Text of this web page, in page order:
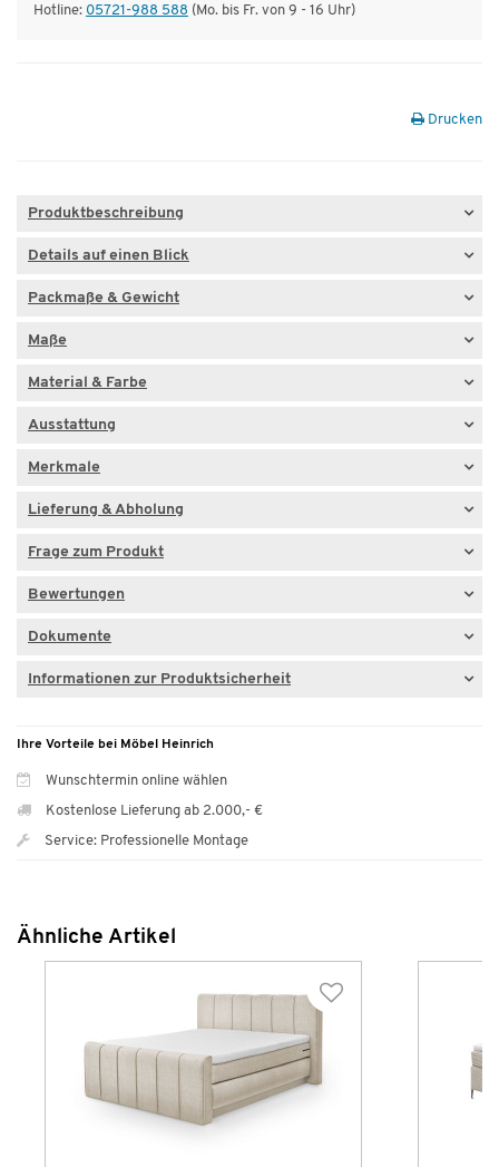
Hotline: 05721-988 588 (Mo. bis Fr. von 9 - 16 Uhr)
Drucken
Produktbeschreibung
Details auf einen Blick
Packmaße & Gewicht
Maße
Material & Farbe
Ausstattung
Merkmale
Lieferung & Abholung
Frage zum Produkt
Bewertungen
Dokumente
Informationen zur Produktsicherheit
Ihre Vorteile bei Möbel Heinrich
Wunschtermin online wählen
Kostenlose Lieferung ab 2.000,- €
Service: Professionelle Montage
Ähnliche Artikel